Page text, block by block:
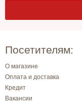
Посетителям:
О магазине
Оплата и доставка
Кредит
Вакансии